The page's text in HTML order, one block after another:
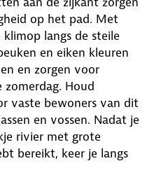
op het pad. Met
langs de steile
en eiken kleuren
en zorgen voor
Houd
vaste bewoners van dit
en vossen. Nadat je
rivier met grote
bereikt, keer je langs